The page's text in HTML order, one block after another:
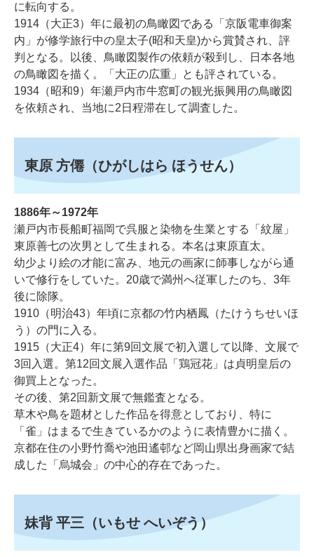
に転向する。
1914（大正3）年に最初の鳥瞰図である「京阪電車御案
内」が修学旅行中の皇太子(昭和天皇)から賞賛され、評
判となる。以後、鳥瞰図製作の依頼が殺到し、日本各地
の鳥瞰図を描く。「大正の広重」とも評されている。
1934（昭和9）年瀬戸内市牛窓町の観光振興用の鳥瞰図
を依頼され、当地に2日程滞在して調査した。
東原 方僊（ひがしはら ほうせん）
1886年～1972年
瀬戸内市長船町福岡で呉服と染物を生業とする「紋屋」
東原善七の次男として生まれる。本名は東原直太。
幼少より絵の才能に富み、地元の画家に師事しながら通
いで修行をしていた。20歳で満州へ従軍したのち、3年
後に除隊。
1910（明治43）年頃に京都の竹内栖鳳（たけうちせいほ
う）の門に入る。
1915（大正4）年に第9回文展で初入選して以降、文展で
3回入選。第12回文展入選作品「鶏冠花」は貞明皇后の
御買上となった。
その後、第2回新文展で無鑑査となる。
草木や鳥を題材とした作品を得意としており、特に
「雀」はまるで生きているかのように表情豊かに描く。
京都在住の小野竹喬や池田遙邨など岡山県出身画家で結
成した「烏城会」の中心的存在であった。
妹背 平三（いもせ へいぞう）